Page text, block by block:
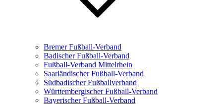
Bremer Fußball-Verband
Badischer Fußball-Verband
Fußball-Verband Mittelrhein
Saarländischer Fußball-Verband
Südbadischer Fußballverband
Württembergischer Fußball-Verband
Bayerischer Fußball-Verband